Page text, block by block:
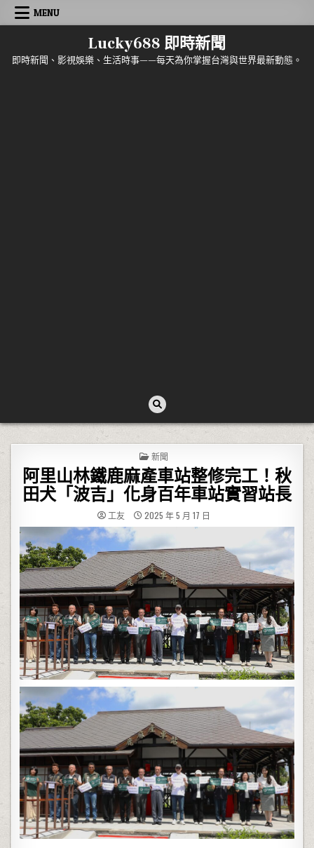
Skip to content
MENU
Lucky688 即時新聞
即時新聞、影視娛樂、生活時事——每天為你掌握台灣與世界最新動態。
POSTED IN
新聞
阿里山林鐵鹿麻產車站整修完工！秋
田犬「波吉」化身百年車站實習站長
工友 2025 年 5 月 17 日